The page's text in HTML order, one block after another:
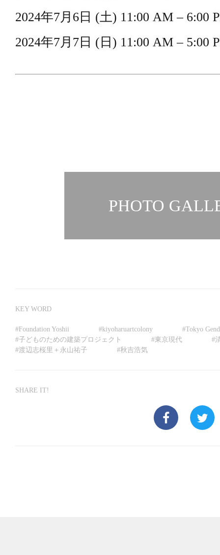
2024年7月6日 (土) 11:00 AM – 6:00
2024年7月7日 (日) 11:00 AM – 5:00
PHOTO
KEY WORD
#Foundation Yoshii #kiyoharuartcolony #Tokyo
#子どものための建築プロジェクト #東京現代 #
#渡辺志桜里＋永山祐子 #秋吉浩気
SHARE IT!